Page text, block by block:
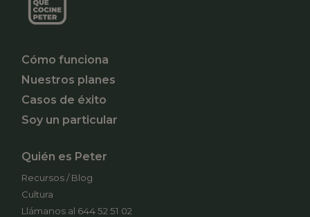
Cómo funciona
Nuestros planes
Casos de éxito
Soy un particular
Quién es Peter
Recursos / Blog
Cultura
Llámanos al 644 52 51 02